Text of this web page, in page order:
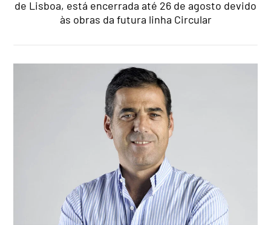
de Lisboa, está encerrada até 26 de agosto devido
às obras da futura linha Circular